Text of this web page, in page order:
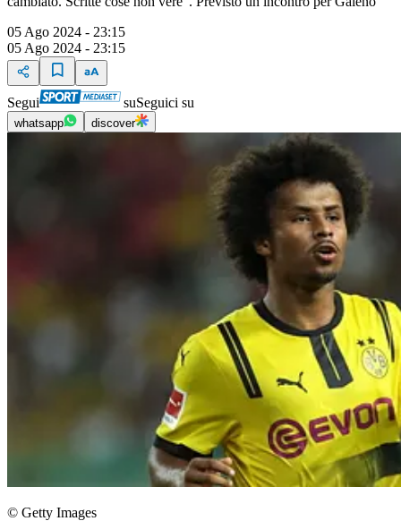
05 Ago 2024 - 23:15
05 Ago 2024 - 23:15
Segui suSeguici su
whatsapp discover
© Getty Images